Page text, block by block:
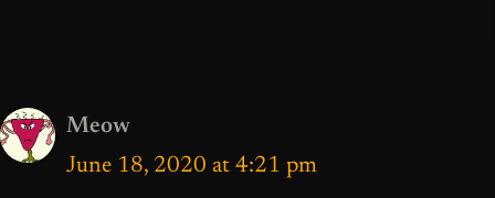
Meow
June 18, 2020 at 4:21 pm